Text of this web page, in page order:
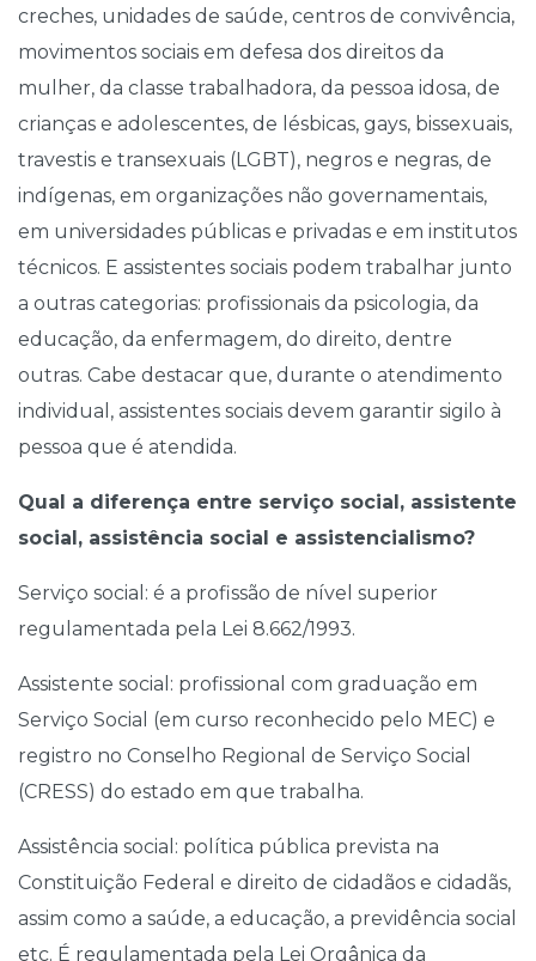
creches, unidades de saúde, centros de convivência,
movimentos sociais em defesa dos direitos da
mulher, da classe trabalhadora, da pessoa idosa, de
crianças e adolescentes, de lésbicas, gays, bissexuais,
travestis e transexuais (LGBT), negros e negras, de
indígenas, em organizações não governamentais,
em universidades públicas e privadas e em institutos
técnicos. E assistentes sociais podem trabalhar junto
a outras categorias: profissionais da psicologia, da
educação, da enfermagem, do direito, dentre
outras. Cabe destacar que, durante o atendimento
individual, assistentes sociais devem garantir sigilo à
pessoa que é atendida.
Qual a diferença entre serviço social, assistente
social, assistência social e assistencialismo?
Serviço social: é a profissão de nível superior
regulamentada pela Lei 8.662/1993.
Assistente social: profissional com graduação em
Serviço Social (em curso reconhecido pelo MEC) e
registro no Conselho Regional de Serviço Social
(CRESS) do estado em que trabalha.
Assistência social: política pública prevista na
Constituição Federal e direito de cidadãos e cidadãs,
assim como a saúde, a educação, a previdência social
etc. É regulamentada pela Lei Orgânica da